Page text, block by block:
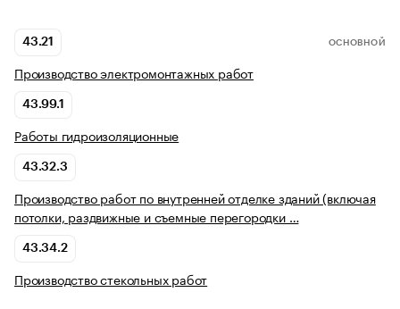
43.21 ОСНОВНОЙ
Производство электромонтажных работ
43.99.1
Работы гидроизоляционные
43.32.3
Производство работ по внутренней отделке зданий (включая
потолки, раздвижные и съемные перегородки …
43.34.2
Производство стекольных работ